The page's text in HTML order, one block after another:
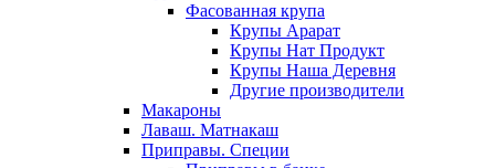
Фасованная крупа
Крупы Арарат
Крупы Нат Продукт
Крупы Наша Деревня
Другие производители
Макароны
Лаваш. Матнакаш
Приправы. Специи